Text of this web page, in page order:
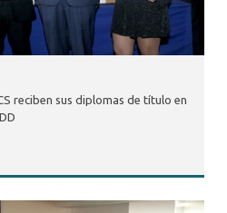
reciben sus diplomas de título en